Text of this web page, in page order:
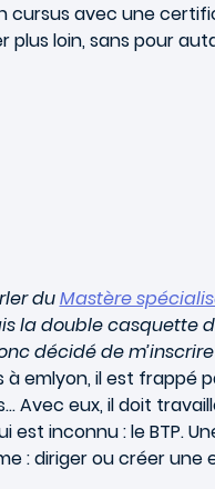
cursus avec une
plus loin, sans pour
duMastère
la double casquette
décidé de m’inscrire
à emlyon, il est frappé
Avec eux, il doit
est inconnu : le BTP.
: diriger ou créer une